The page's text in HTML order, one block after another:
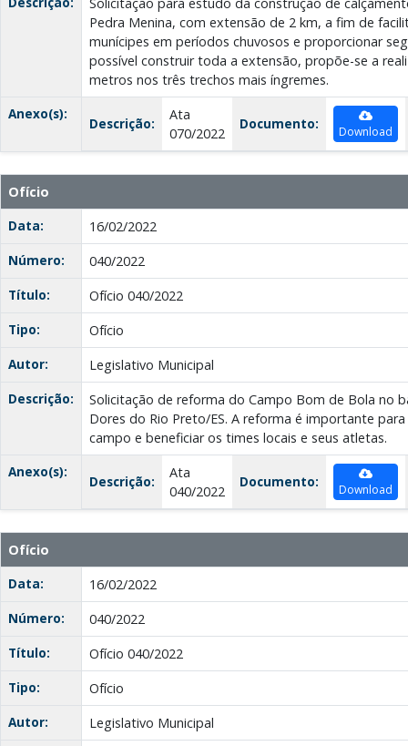
Pedra Menina, com extensão de 2 km, a fim de
munícipes em períodos chuvosos e proporcionar
possível construir toda a extensão, propõe-se a
metros nos três trechos mais íngremes.
Anexo(s):
Descrição:
Ata
070/2022
Documento: Download
Ofício
Data:
16/02/2022
Número:
040/2022
Título:
Ofício 040/2022
Tipo:
Ofício
Autor:
Legislativo Municipal
Descrição:
Solicitação de reforma do Campo Bom de Bola no
Dores do Rio Preto/ES. A reforma é importante
campo e beneficiar os times locais e seus atletas.
Anexo(s):
Descrição:
Ata
040/2022
Documento: Download
Ofício
Data:
16/02/2022
Número:
040/2022
Título:
Ofício 040/2022
Tipo:
Ofício
Autor:
Legislativo Municipal